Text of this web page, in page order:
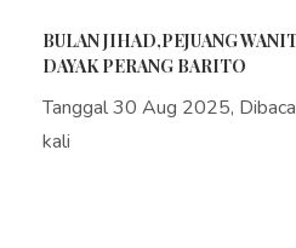
BULAN JIHAD,PEJUANG
DAYAK PERANG BARITO
Tanggal 30 Aug 2025,
kali